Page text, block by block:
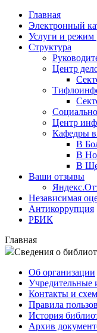
Главная
Электронный
Услуги и режим
Структура
Центр
Центр
Кафедры
В
В
В
Ваши отзывы
Независимая
Антикоррупция
РБИК
Главная
Сведения о
Об организации
Учредительные
Контакты и
Правила
История
Архив